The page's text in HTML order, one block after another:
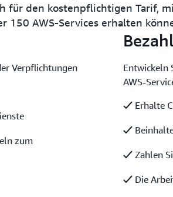
für den kostenpflichtigen Tarif,
150 AWS-Services erhalten
Verpflichtungen
zum
Entwickeln
AWS-
Erhalte
Zahlen
Die